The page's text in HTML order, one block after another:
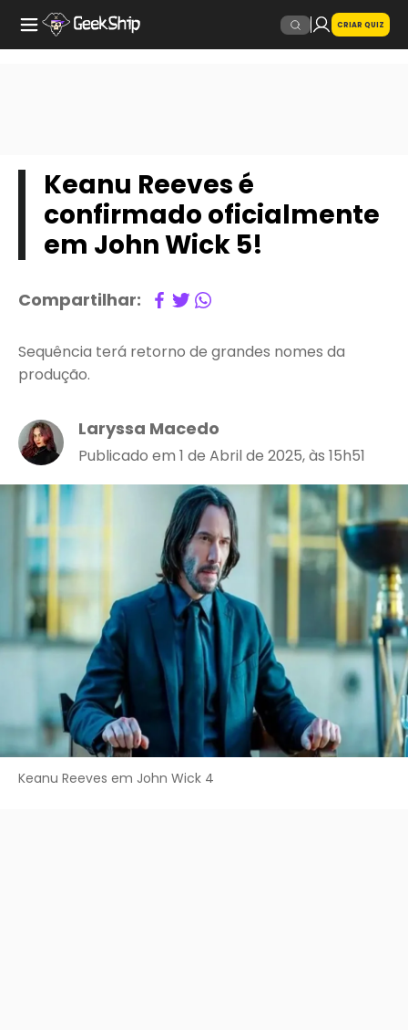
CRIAR QUIZ
Keanu Reeves é
confirmado oficialmente
em John Wick 5!
Compartilhar:
Sequência terá retorno de grandes nomes da
produção.
Laryssa Macedo
Publicado em 1 de Abril de 2025, às 15h51
Keanu Reeves em John Wick 4